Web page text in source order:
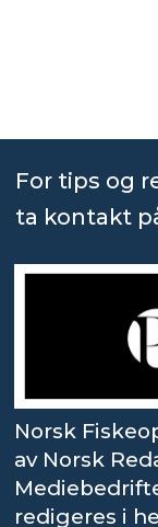
For tips og
ta kontakt
Norsk
av Norsk
redigeres i